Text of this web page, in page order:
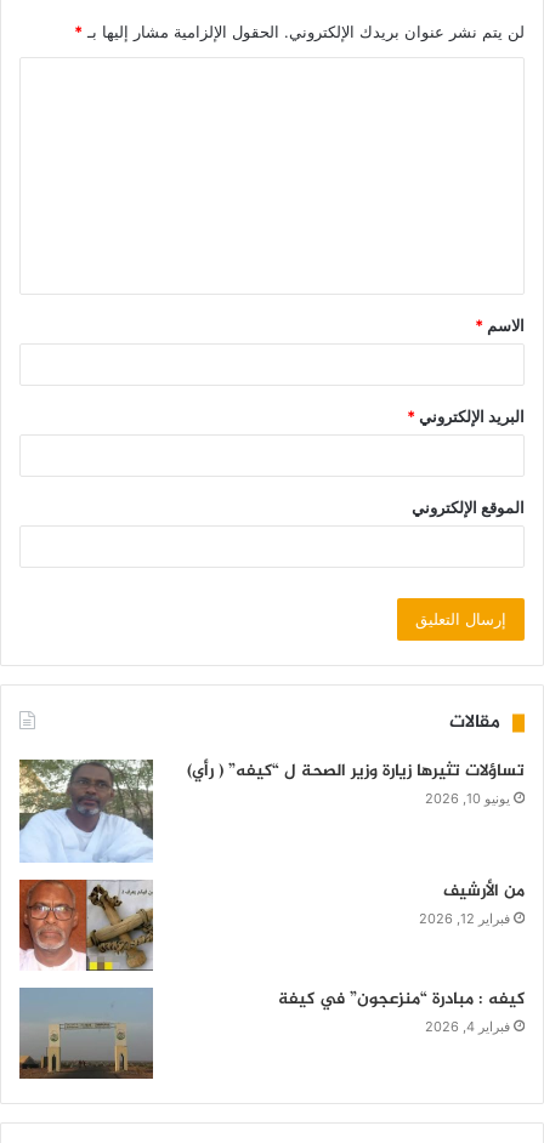
لن يتم نشر عنوان بريدك الإلكتروني. الحقول الإلزامية مشار إليها بـ*
الاسم *
البريد الإلكتروني*
الموقع الإلكتروني
مقالات
تساؤلات تثيرها زيارة وزير الصحة ل “كيفه” ( رأي)
يونيو 10, 2026
من الأرشيف
فبراير 12, 2026
كيفه : مبادرة “منزعجون” في كيفة
فبراير 4, 2026